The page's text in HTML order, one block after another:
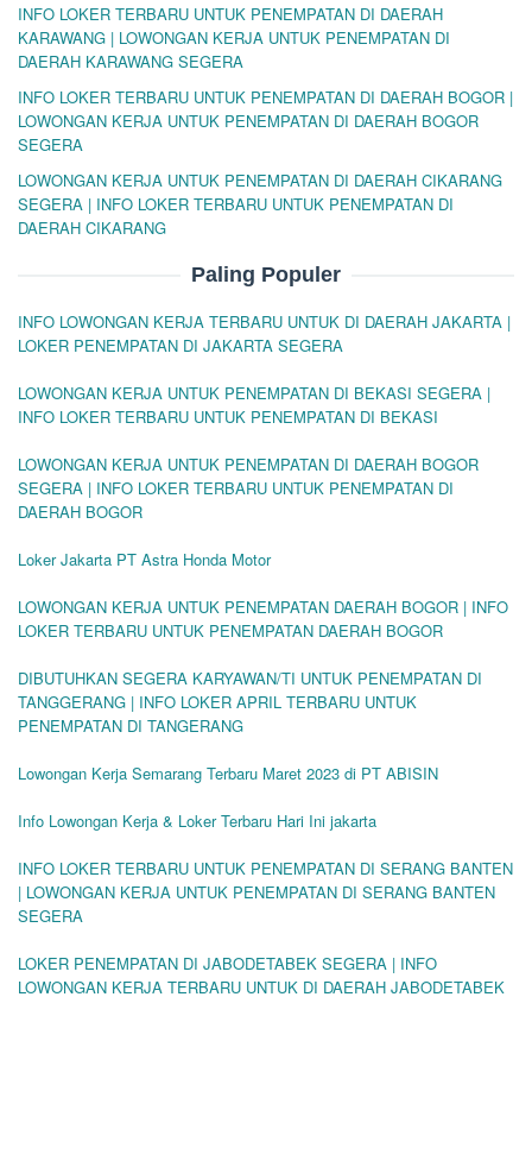
INFO LOKER TERBARU UNTUK PENEMPATAN DI DAERAH
KARAWANG | LOWONGAN KERJA UNTUK PENEMPATAN DI
DAERAH KARAWANG SEGERA
INFO LOKER TERBARU UNTUK PENEMPATAN DI DAERAH BOGOR |
LOWONGAN KERJA UNTUK PENEMPATAN DI DAERAH BOGOR
SEGERA
LOWONGAN KERJA UNTUK PENEMPATAN DI DAERAH CIKARANG
SEGERA | INFO LOKER TERBARU UNTUK PENEMPATAN DI
DAERAH CIKARANG
Paling Populer
INFO LOWONGAN KERJA TERBARU UNTUK DI DAERAH JAKARTA |
LOKER PENEMPATAN DI JAKARTA SEGERA
LOWONGAN KERJA UNTUK PENEMPATAN DI BEKASI SEGERA |
INFO LOKER TERBARU UNTUK PENEMPATAN DI BEKASI
LOWONGAN KERJA UNTUK PENEMPATAN DI DAERAH BOGOR
SEGERA | INFO LOKER TERBARU UNTUK PENEMPATAN DI
DAERAH BOGOR
Loker Jakarta PT Astra Honda Motor
LOWONGAN KERJA UNTUK PENEMPATAN DAERAH BOGOR | INFO
LOKER TERBARU UNTUK PENEMPATAN DAERAH BOGOR
DIBUTUHKAN SEGERA KARYAWAN/TI UNTUK PENEMPATAN DI
TANGGERANG | INFO LOKER APRIL TERBARU UNTUK
PENEMPATAN DI TANGERANG
Lowongan Kerja Semarang Terbaru Maret 2023 di PT ABISIN
Info Lowongan Kerja & Loker Terbaru Hari Ini jakarta
INFO LOKER TERBARU UNTUK PENEMPATAN DI SERANG BANTEN
| LOWONGAN KERJA UNTUK PENEMPATAN DI SERANG BANTEN
SEGERA
LOKER PENEMPATAN DI JABODETABEK SEGERA | INFO
LOWONGAN KERJA TERBARU UNTUK DI DAERAH JABODETABEK